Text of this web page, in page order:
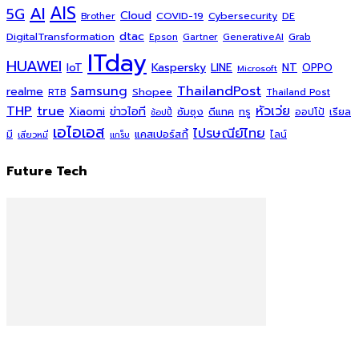
5G AI AIS Brother Cloud COVID-19 Cybersecurity DE
DigitalTransformation dtac Epson Gartner GenerativeAI Grab
HUAWEI IoT ITday Kaspersky LINE Microsoft NT OPPO
realme RTB Samsung Shopee ThailandPost Thailand Post
THP true Xiaomi ข่าวไอที ช้อปปี้ ซัมซุง ดีแทค ทรู หัวเว่ย ออปโป้ เรียล
มี เสียวหมี่ เอไอเอส แกร็บ แคสเปอร์สกี้ ไปรษณีย์ไทย ไลน์
Future Tech